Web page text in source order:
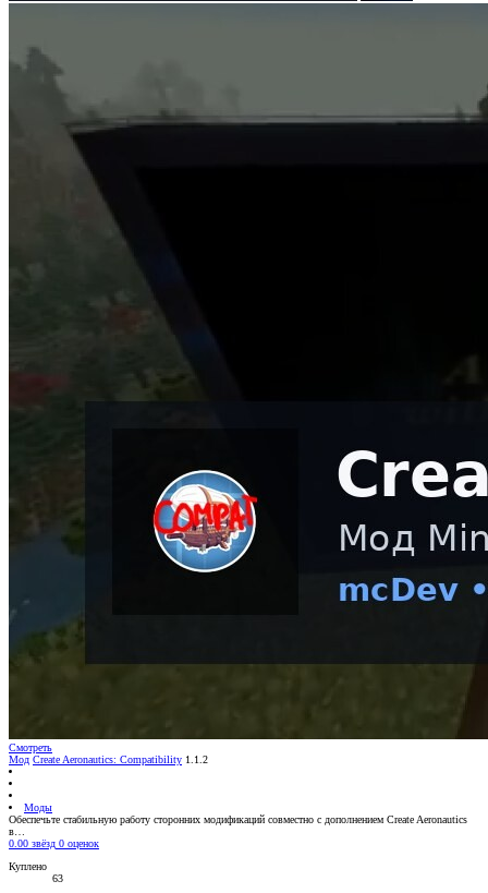
Смотреть
Мод Create Aeronautics: Compatibility 1.1.2
Моды
Обеспечьте стабильную работу сторонних модификаций совместно с дополнением Create Aeronautics
в…
0.00 звёзд 0 оценок
Куплено
63